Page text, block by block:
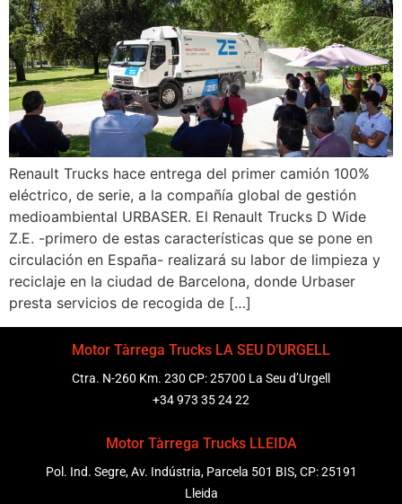
Renault Trucks hace entrega del primer camión 100%
eléctrico, de serie, a la compañía global de gestión
medioambiental URBASER. El Renault Trucks D Wide
Z.E. -primero de estas características que se pone en
circulación en España- realizará su labor de limpieza y
reciclaje en la ciudad de Barcelona, donde Urbaser
presta servicios de recogida de […]
Motor Tàrrega Trucks LA SEU D’URGELL
Ctra. N-260 Km. 230 CP: 25700 La Seu d’Urgell
+34 973 35 24 22
Motor Tàrrega Trucks LLEIDA
Pol. Ind. Segre, Av. Indústria, Parcela 501 BIS, CP: 25191
Lleida